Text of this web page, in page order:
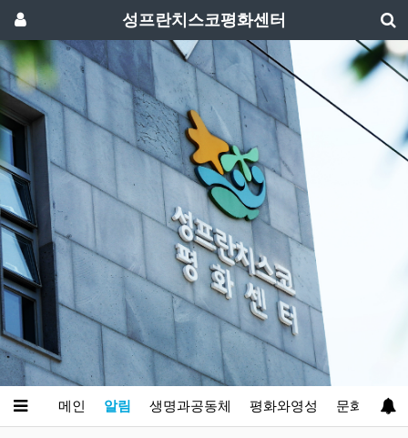
성프란치스코평화센터
메인 알림 생명과공동체 평화와영성 문화예술